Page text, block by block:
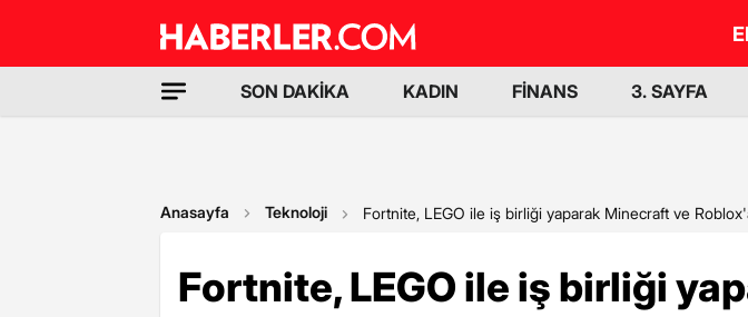
SON DAKİKA KADIN FİNANS 3. SAYFA
Anasayfa Teknoloji Fortnite, LEGO ile iş birliği yaparak Minecraft ve
Fortnite, LEGO ile iş birliği